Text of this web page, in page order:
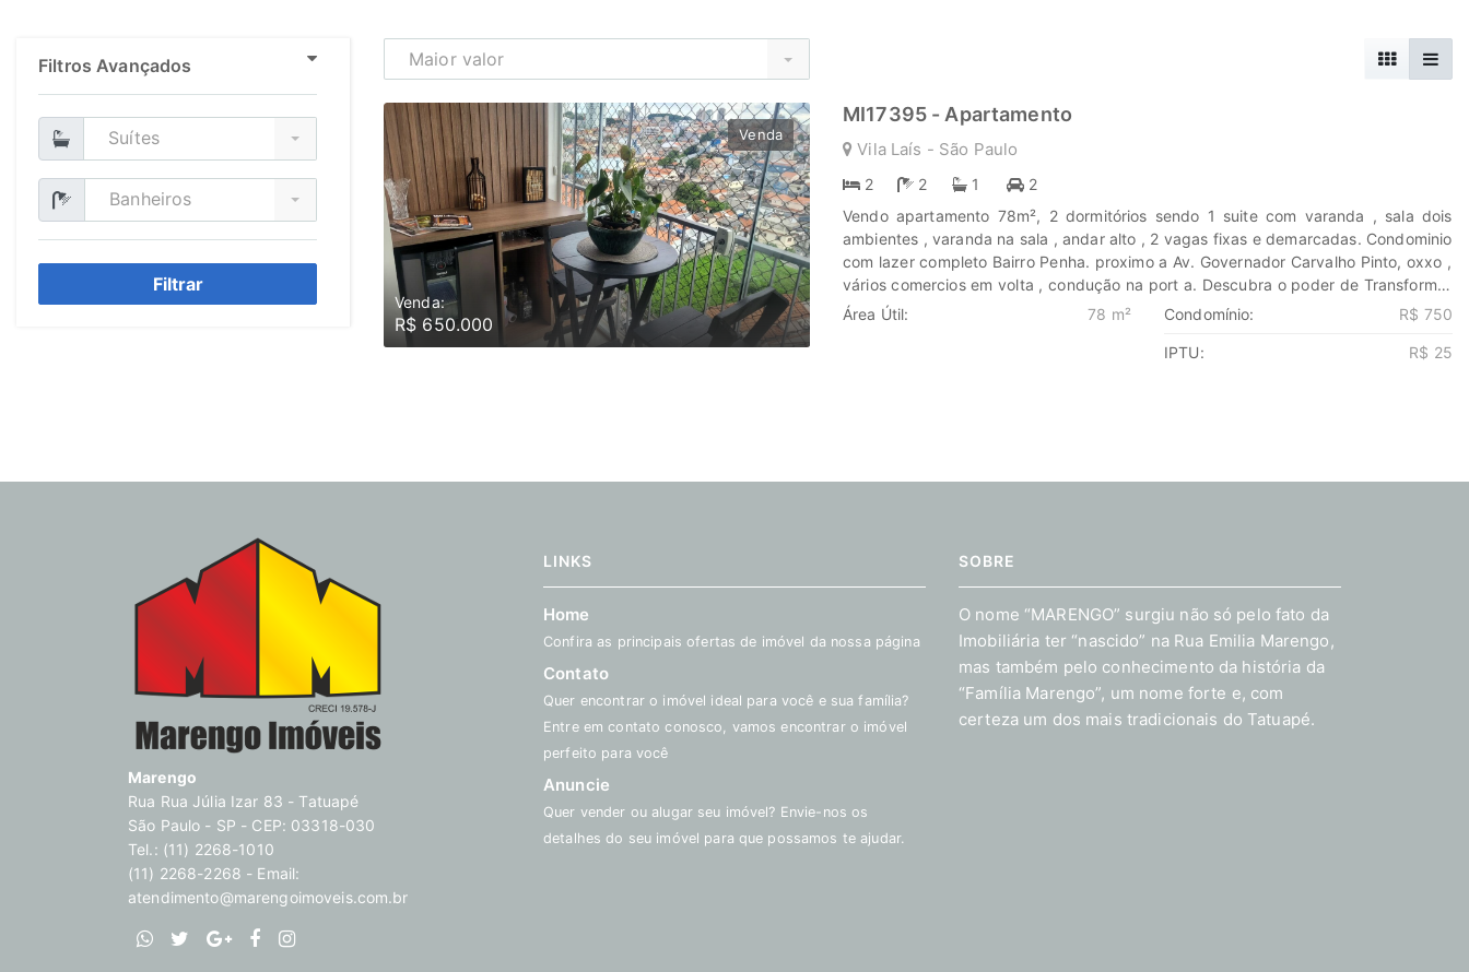
Filtros Avançados
Suítes
Banheiros
Filtrar
Maior valor
Venda
Venda:
R$ 650.000
MI17395 - Apartamento
Vila Laís - São Paulo
2 2 1
2
Vendo apartamento 78m², 2 dormitórios sendo 1 suite com varanda , sala dois
ambientes , varanda na sala , andar alto , 2 vagas fixas e demarcadas. Condominio
com lazer completo Bairro Penha. proximo a Av. Governador Carvalho Pinto, oxxo ,
vários comercios em volta , condução na port a. Descubra o poder de Transformar
seus sonhos em lares e seus investimentos em oportunidades. Na Marengo Imóveis
história irá brilhar. www.marengoimoveis.com.br 11-99203-8087
Área Útil: 78 m² Condomínio: R$ 750
IPTU: R$ 25
Marengo
Rua Rua Júlia Izar 83 - Tatuapé
São Paulo - SP - CEP: 03318-030
Tel.: (11) 2268-1010
(11) 2268-2268 - Email:
atendimento@marengoimoveis.com.br
LINKS
Home
Confira as principais ofertas de imóvel da nossa página
Contato
Quer encontrar o imóvel ideal para você e sua família?
Entre em contato conosco, vamos encontrar o imóvel
perfeito para você
Anuncie
Quer vender ou alugar seu imóvel? Envie-nos os
detalhes do seu imóvel para que possamos te ajudar.
SOBRE
O nome “MARENGO” surgiu não só pelo fato da
Imobiliária ter “nascido” na Rua Emilia Marengo,
mas também pelo conhecimento da história da
“Família Marengo”, um nome forte e, com
certeza um dos mais tradicionais do Tatuapé.